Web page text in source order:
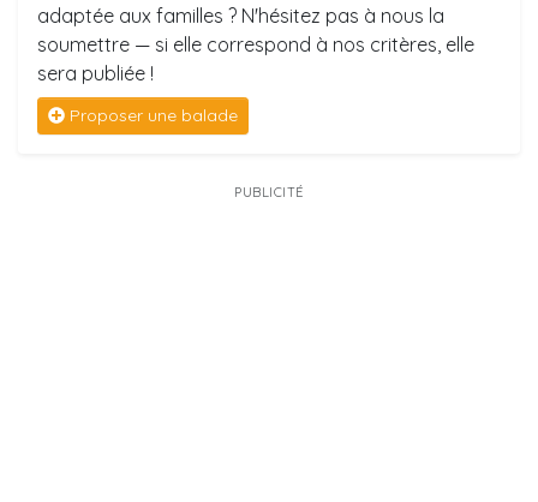
adaptée aux familles ? N'hésitez pas à nous la
soumettre — si elle correspond à nos critères, elle
sera publiée !
Proposer une balade
PUBLICITÉ